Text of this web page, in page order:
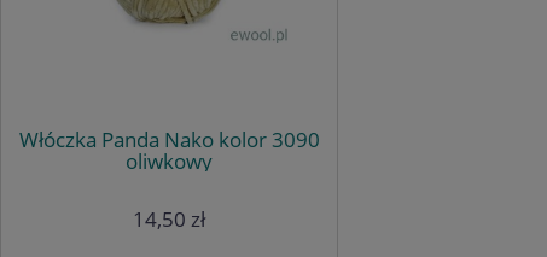
Włóczka Panda Nako kolor 3090
oliwkowy
14,50 zł